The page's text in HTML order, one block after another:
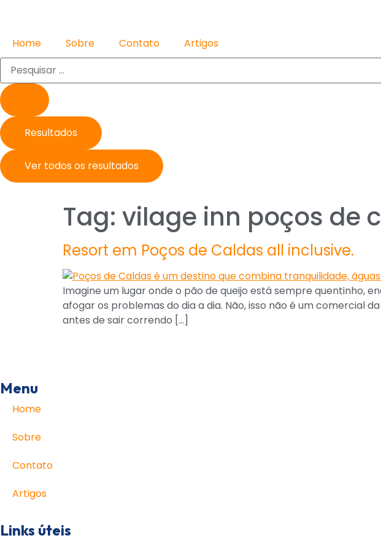
Home Sobre Contato Artigos
Resultados
Ver todos os resultados
Tag: vilage inn poços de
Resort em Poços de Caldas all inclusive.
Imagine um lugar onde o pão de queijo está sempre quentinho,
afogar os problemas do dia a dia. Não, isso não é um comercial
antes de sair correndo […]
Menu
Home
Sobre
Contato
Artigos
Links úteis